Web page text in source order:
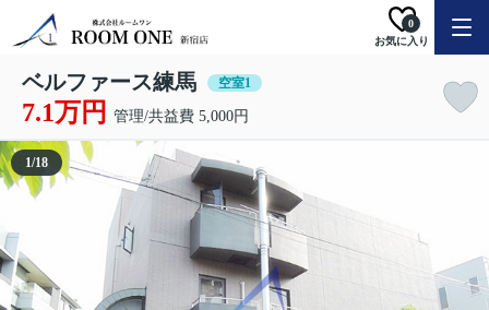
お気に入り
0
ベルファース練馬 空室1
7.1万円 管理/共益費 5,000円
1/18